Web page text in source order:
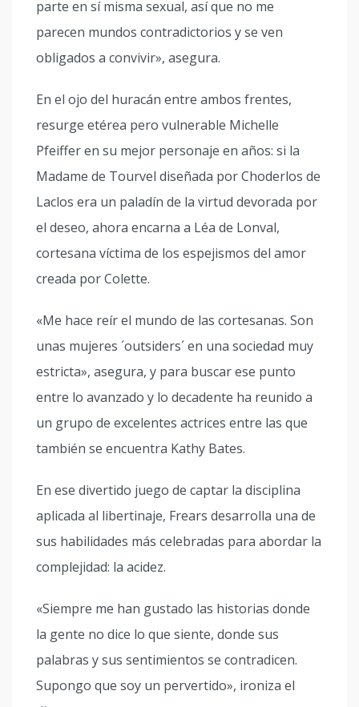
parte en sí misma sexual, así que no me
parecen mundos contradictorios y se ven
obligados a convivir», asegura.
En el ojo del huracán entre ambos frentes,
resurge etérea pero vulnerable Michelle
Pfeiffer en su mejor personaje en años: si la
Madame de Tourvel diseñada por Choderlos de
Laclos era un paladín de la virtud devorada por
el deseo, ahora encarna a Léa de Lonval,
cortesana víctima de los espejismos del amor
creada por Colette.
«Me hace reír el mundo de las cortesanas. Son
unas mujeres ´outsiders´ en una sociedad muy
estricta», asegura, y para buscar ese punto
entre lo avanzado y lo decadente ha reunido a
un grupo de excelentes actrices entre las que
también se encuentra Kathy Bates.
En ese divertido juego de captar la disciplina
aplicada al libertinaje, Frears desarrolla una de
sus habilidades más celebradas para abordar la
complejidad: la acidez.
«Siempre me han gustado las historias donde
la gente no dice lo que siente, donde sus
palabras y sus sentimientos se contradicen.
Supongo que soy un pervertido», ironiza el